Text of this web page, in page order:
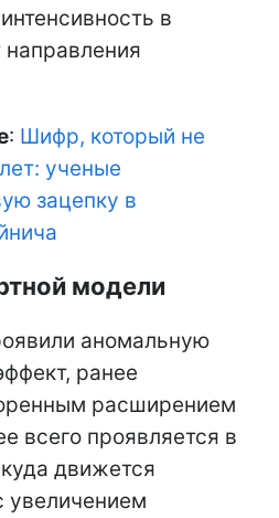
в
направления
: Шифр, который не
ученые
зацепку в
модели
аномальную
ранее
расширением
всего проявляется в
движется
увеличением